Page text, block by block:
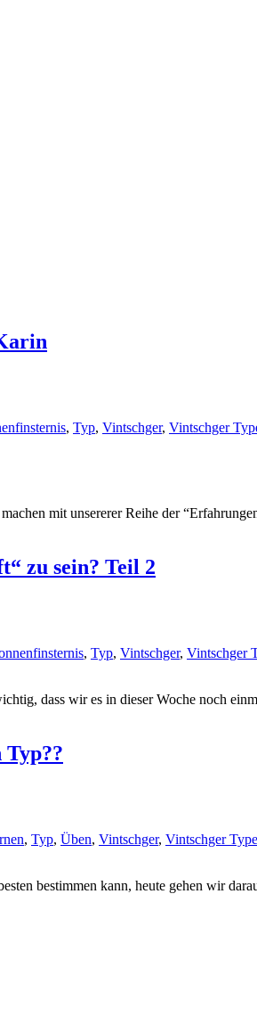
, Typ, Vintschger, Vintschger
mit unsererer Reihe der
zu sein? Teil 2
, Typ, Vintschger, Vintschger
dass wir es in dieser Woche noch
, Typ, Üben, Vintschger, Vintschger
bestimmen kann, heute gehen wir